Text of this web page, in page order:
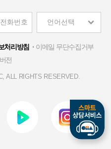
화번호 언어선택
처리방침
이메일 무단수집거부
전
ALL RIGHTS RESERVED.